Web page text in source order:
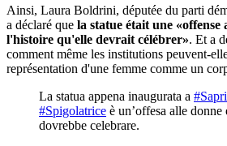
Ainsi, Laura Boldrini, députée du parti
a déclaré que la statue était une «offense
l'histoire qu'elle devrait célébrer». Et a
comment même les institutions peuvent-
représentation d'une femme comme un
La statua appena inaugurata a #Sapri
#Spigolatrice è un’offesa alle donne
dovrebbe celebrare.